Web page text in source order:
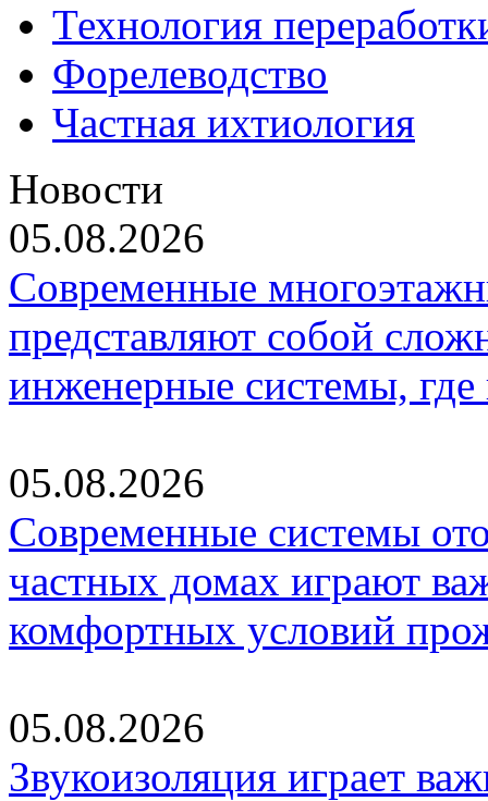
Технология
Форелеводство
Частная ихтиология
Новости
05.08.2026
Современные
представляют собой
инженерные системы,
05.08.2026
Современные системы
частных домах играют
комфортных условий
05.08.2026
Звукоизоляция играет